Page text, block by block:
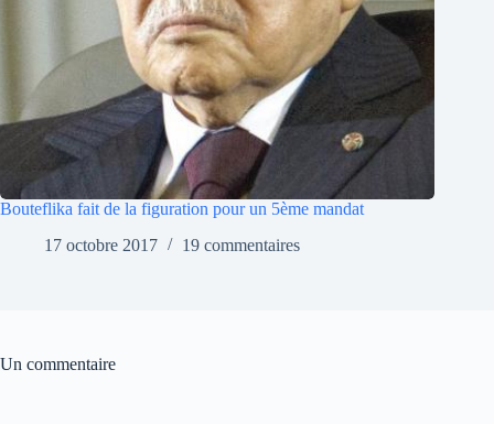
Bouteflika fait de la figuration pour un 5ème mandat
17 octobre 2017
19 commentaires
Un commentaire